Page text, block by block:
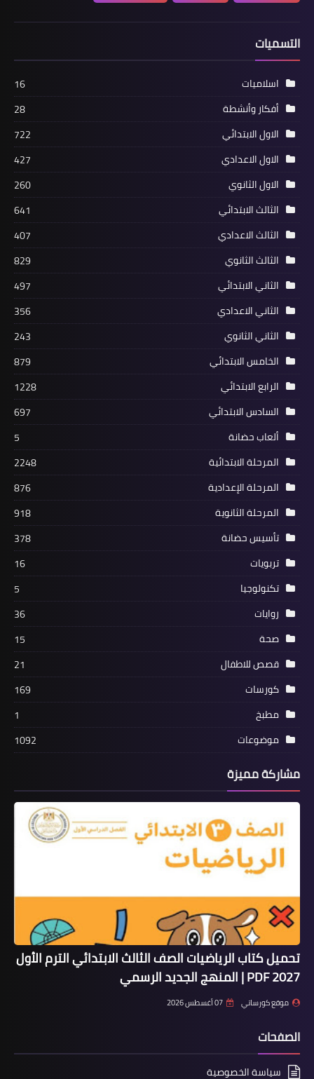
التسميات
اسلاميات
16
أفكار وأنشطة
28
الاول الابتدائي
722
الاول الاعدادي
427
الاول الثانوي
260
الثالث الابتدائي
641
الثالث الاعدادي
407
الثالث الثانوي
829
الثاني الابتدائي
497
الثاني الاعدادي
356
الثاني الثانوي
243
الخامس الابتدائي
879
الرابع الابتدائي
1228
السادس الابتدائي
697
ألعاب حضانة
5
المرحلة الابتدائية
2248
المرحلة الإعدادية
876
المرحلة الثانوية
918
تأسيس حضانة
378
تربويات
16
تكنولوجيا
5
روايات
36
صحة
15
قصص للاطفال
21
كورسات
169
مطبخ
1
موضوعات
1092
مشاركة مميزة
تحميل كتاب الرياضيات الصف الثالث الابتدائي الترم الأول
2027 PDF | المنهج الجديد الرسمي
موقع كورساتي 07 أغسطس 2026
الصفحات
سياسة الخصوصية